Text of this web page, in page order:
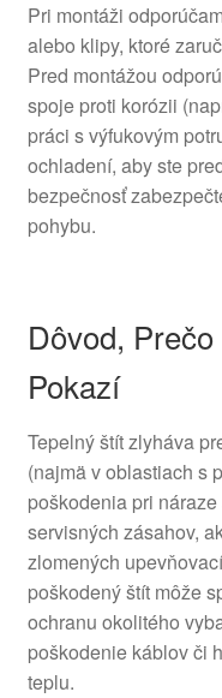
Pri montáži
alebo klipy, ktoré
Pred montážou
spoje proti korózii
práci s výfukovým
ochladení, aby ste
bezpečnosť
pohybu.
Dôvod,
Pokazí
Tepelný štít zlyháva
(najmä v oblastiach s
poškodenia pri
servisných zásahov,
zlomených
poškodený štít môže
ochranu okolitého
poškodenie káblov či
teplu.